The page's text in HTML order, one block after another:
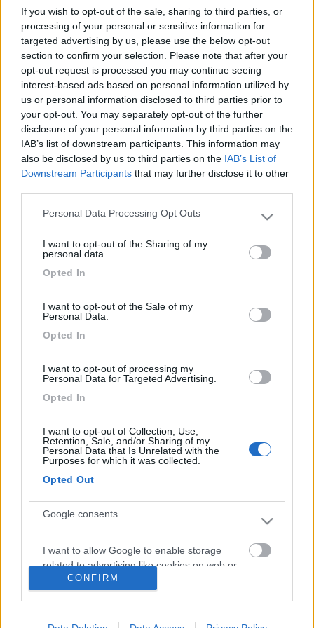
If you wish to opt-out of the sale, sharing to third parties, or
processing of your personal or sensitive information for
targeted advertising by us, please use the below opt-out
section to confirm your selection. Please note that after your
opt-out request is processed you may continue seeing
interest-based ads based on personal information utilized by
us or personal information disclosed to third parties prior to
your opt-out. You may separately opt-out of the further
disclosure of your personal information by third parties on the
IAB’s list of downstream participants. This information may
also be disclosed by us to third parties on the IAB’s List of
Downstream Participants that may further disclose it to other
Please note that this website/app uses one or more Google
not limited to your visit or usage behaviour. You may click to
use your data for below specified purposes in below Google
Personal Data Processing Opt Outs
I want to opt-out of the Sharing of my
personal data.
Opted In
I want to opt-out of the Sale of my
Personal Data.
Opted In
I want to opt-out of processing my
Personal Data for Targeted Advertising.
Opted In
I want to opt-out of Collection, Use,
Retention, Sale, and/or Sharing of my
Personal Data that Is Unrelated with the
Purposes for which it was collected.
Opted Out
Google consents
I want to allow Google to enable storage
related to advertising like cookies on web or
device identifiers in apps.
CONFIRM
valutando di effettuare una permuta con il mio camper. Dai vari
cataloghi che ho avuto modo di sfogliare ho notato che
numerose marche offrono dei "Pacchetti di optionals"
raggruppando vari prodotti che presi singolarmente avrebbero
un costo notevole, ma se si prende il pacchetto si abbatte
considerevolmente il loro prezzo.
Dal catalogo della Rimor invece non vedo nulla del genere,
secondo voi sono offerte che fanno capo direttamente alla
fabbrica o sono demandate ai singoli concessionari?
Grazie e buoni km a tutti
i frutti che cadono a terra sono di tutti, quelli che sono sull'albero sono di chi
si sa arrampicare.
orlegno
Inserito il20/03/2018 alle:22:20:57
In risposta al messaggio di
avere un'idea del loro costo perchè sto valutando di effettuare una
sfogliare ho notato
Sono offerte imposte dalla fabbrica.
Sto per ritirare un Carthago c tourer che viene pubblicizzato
Infatti nel peso dichiarato (molto basso) mancano due pacchetti
optional.
Pensa che in uno c'è anche il frigo.
partenza basso, ma poi ti dicono che sono obbligatori.
Strategie di marketing .
Argomenti recenti
VIAGGI ALL'ESTERO